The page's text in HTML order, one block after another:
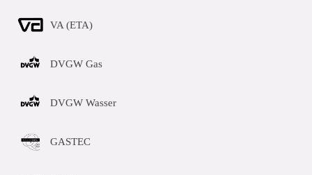
VA (ETA)
DVGW Gas
DVGW Wasser
GASTEC